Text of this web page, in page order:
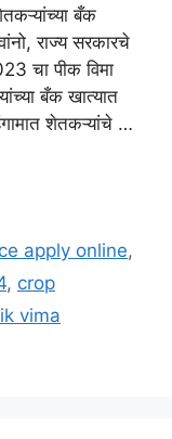
बँक
राज्य सरकारचे
चा पीक विमा
बँक खात्यात
शेतकऱ्यांचे …
apply online,
, crop
vima